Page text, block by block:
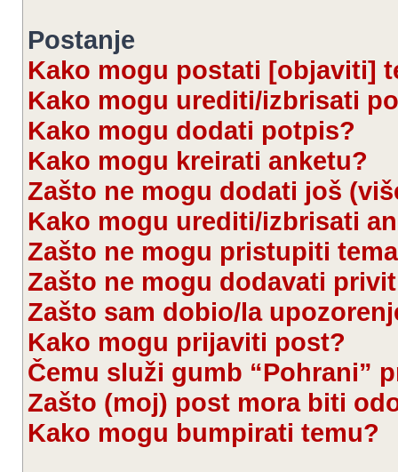
Postanje
Kako mogu postati [objaviti]
Kako mogu urediti/izbrisati
Kako mogu dodati potpis?
Kako mogu kreirati anketu?
Zašto ne mogu dodati još
Kako mogu urediti/izbrisati
Zašto ne mogu pristupiti
Zašto ne mogu dodavati
Zašto sam dobio/la
Kako mogu prijaviti post?
Čemu služi gumb “Pohrani”
Zašto (moj) post mora biti
Kako mogu bumpirati temu?